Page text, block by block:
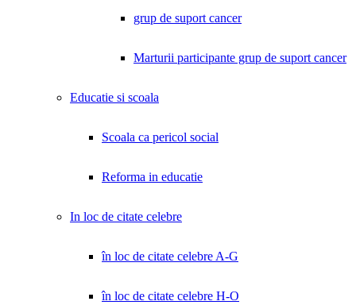
grup de suport cancer
Marturii participante grup de suport cancer
Educatie si scoala
Scoala ca pericol social
Reforma in educatie
In loc de citate celebre
în loc de citate celebre A-G
în loc de citate celebre H-O